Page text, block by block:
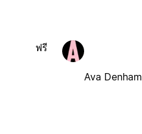
ฟรี
Ava Denham